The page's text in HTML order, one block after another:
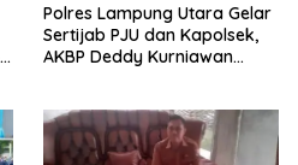
Polres Lampung Utara Gelar
Sertijab PJU dan Kapolsek,
AKBP Deddy Kurniawan